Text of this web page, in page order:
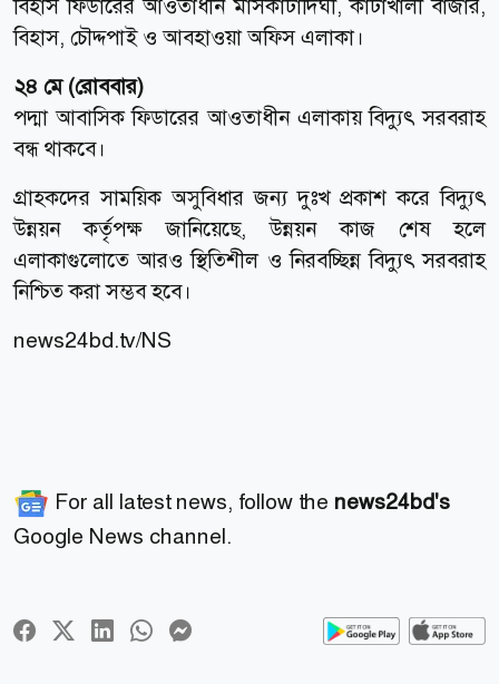
বিহাস ফিডারের আওতাধীন মাসকাটাদিঘী, কাটাখালী বাজার,
বিহাস, চৌদ্দপাই ও আবহাওয়া অফিস এলাকা।
২৪ মে (রোববার)
পদ্মা আবাসিক ফিডারের আওতাধীন এলাকায় বিদ্যুৎ সরবরাহ
বন্ধ থাকবে।
গ্রাহকদের সাময়িক অসুবিধার জন্য দুঃখ প্রকাশ করে বিদ্যুৎ
উন্নয়ন কর্তৃপক্ষ জানিয়েছে, উন্নয়ন কাজ শেষ হলে
এলাকাগুলোতে আরও স্থিতিশীল ও নিরবচ্ছিন্ন বিদ্যুৎ সরবরাহ
নিশ্চিত করা সম্ভব হবে।
news24bd.tv/NS
For all latest news, follow the news24bd's
Google News channel.